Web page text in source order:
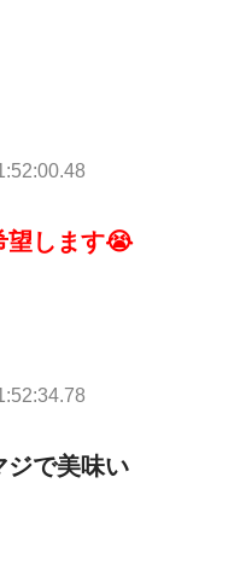
望します😭
ジで美味い